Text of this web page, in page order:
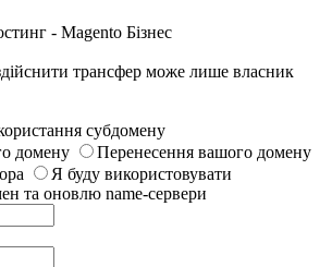
- Magento Бізнес
трансфер може лише власник
субдомену
домену
Перенесення вашого домену
Я буду використовувати
та оновлю name-сервери